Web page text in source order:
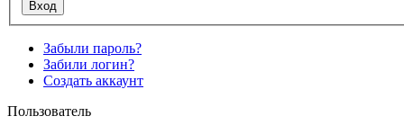
Забыли пароль?
Забили логин?
Создать аккаунт
Пользователь